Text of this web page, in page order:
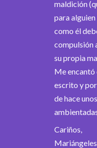
maldición
para
como él
compulsión
su propia
Me encantó
escrito y
de hace
Cariños,
Mariángeles